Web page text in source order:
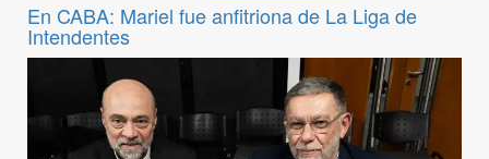
En CABA: Mariel fue anfitriona de La Liga de
Intendentes